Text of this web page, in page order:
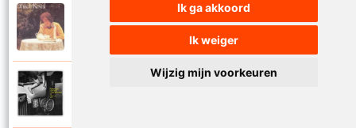
Ik ga akkoord
Ik weiger
Wijzig mijn voorkeuren
Raymond Van Het Groenewoud